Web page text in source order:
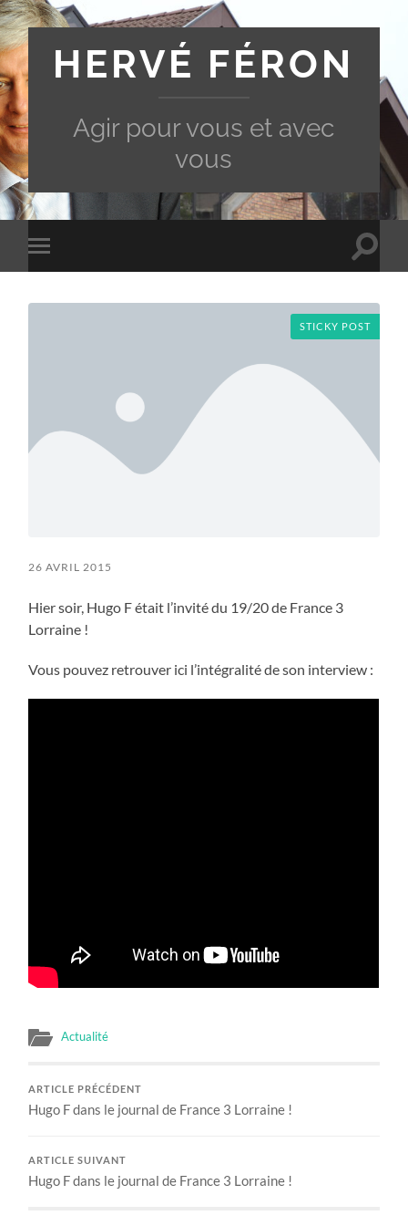
HERVÉ FÉRON
Agir pour vous et avec
vous
Toggle
mobile
Toggle
STICKY POST
26 AVRIL 2015
Hier soir, Hugo F était l’invité du 19/20 de France 3
Lorraine !
Vous pouvez retrouver ici l’intégralité de son interview :
Actualité
ARTICLE PRÉCÉDENT
Hugo F dans le journal de France 3 Lorraine !
ARTICLE SUIVANT
Hugo F dans le journal de France 3 Lorraine !